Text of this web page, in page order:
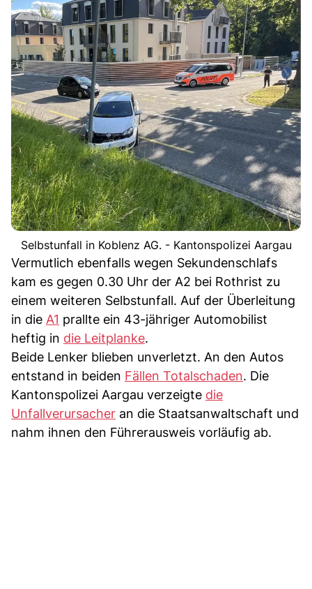
Selbstunfall in Koblenz AG. - Kantonspolizei Aargau
Vermutlich ebenfalls wegen Sekundenschlafs
kam es gegen 0.30 Uhr der A2 bei Rothrist zu
einem weiteren Selbstunfall. Auf der Überleitung
in die A1 prallte ein 43-jähriger Automobilist
heftig in die Leitplanke.
Beide Lenker blieben unverletzt. An den Autos
entstand in beiden Fällen Totalschaden. Die
Kantonspolizei Aargau verzeigte die
Unfallverursacher an die Staatsanwaltschaft und
nahm ihnen den Führerausweis vorläufig ab.